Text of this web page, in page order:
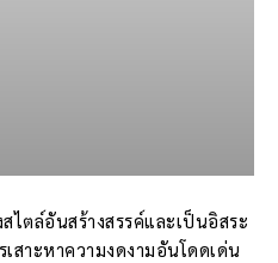
ตล์อันสร้างสรรค์และเป็นอิสระ
เสาะหาความงดงามอันโดดเด่น